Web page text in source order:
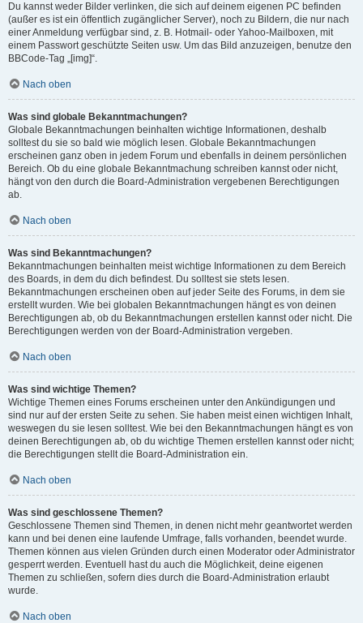
Du kannst weder Bilder verlinken, die sich auf deinem eigenen PC befinden
(außer es ist ein öffentlich zugänglicher Server), noch zu Bildern, die nur nach
einer Anmeldung verfügbar sind, z. B. Hotmail- oder Yahoo-Mailboxen, mit
einem Passwort geschützte Seiten usw. Um das Bild anzuzeigen, benutze den
BBCode-Tag „[img]“.
Nach oben
Was sind globale Bekanntmachungen?
Globale Bekanntmachungen beinhalten wichtige Informationen, deshalb
solltest du sie so bald wie möglich lesen. Globale Bekanntmachungen
erscheinen ganz oben in jedem Forum und ebenfalls in deinem persönlichen
Bereich. Ob du eine globale Bekanntmachung schreiben kannst oder nicht,
hängt von den durch die Board-Administration vergebenen Berechtigungen
ab.
Nach oben
Was sind Bekanntmachungen?
Bekanntmachungen beinhalten meist wichtige Informationen zu dem Bereich
des Boards, in dem du dich befindest. Du solltest sie stets lesen.
Bekanntmachungen erscheinen oben auf jeder Seite des Forums, in dem sie
erstellt wurden. Wie bei globalen Bekanntmachungen hängt es von deinen
Berechtigungen ab, ob du Bekanntmachungen erstellen kannst oder nicht. Die
Berechtigungen werden von der Board-Administration vergeben.
Nach oben
Was sind wichtige Themen?
Wichtige Themen eines Forums erscheinen unter den Ankündigungen und
sind nur auf der ersten Seite zu sehen. Sie haben meist einen wichtigen Inhalt,
weswegen du sie lesen solltest. Wie bei den Bekanntmachungen hängt es von
deinen Berechtigungen ab, ob du wichtige Themen erstellen kannst oder nicht;
die Berechtigungen stellt die Board-Administration ein.
Nach oben
Was sind geschlossene Themen?
Geschlossene Themen sind Themen, in denen nicht mehr geantwortet werden
kann und bei denen eine laufende Umfrage, falls vorhanden, beendet wurde.
Themen können aus vielen Gründen durch einen Moderator oder Administrator
gesperrt werden. Eventuell hast du auch die Möglichkeit, deine eigenen
Themen zu schließen, sofern dies durch die Board-Administration erlaubt
wurde.
Nach oben